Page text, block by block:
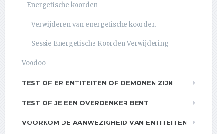
Energetische koorden
Verwijderen van energetische koorden
Sessie Energetische Koorden Verwijdering
Voodoo
TEST OF ER ENTITEITEN OF DEMONEN ZIJN
TEST OF JE EEN OVERDENKER BENT
VOORKOM DE AANWEZIGHEID VAN ENTITEITEN